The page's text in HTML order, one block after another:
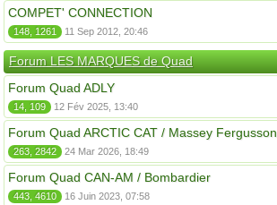
COMPET' CONNECTION
148, 1261 11 Sep 2012, 20:46
Forum LES MARQUES de Quad
Forum Quad ADLY
14, 109 12 Fév 2025, 13:40
Forum Quad ARCTIC CAT / Massey Fergusson
263, 2842 24 Mar 2026, 18:49
Forum Quad CAN-AM / Bombardier
443, 4610 16 Juin 2023, 07:58